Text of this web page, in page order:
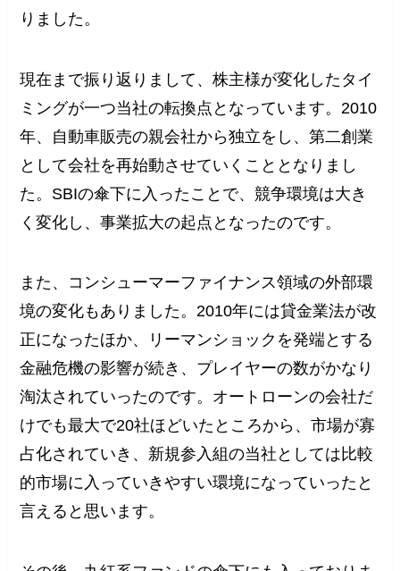
りました。
現在まで振り返りまして、株主様が変化したタイ
ミングが一つ当社の転換点となっています。2010
年、自動車販売の親会社から独立をし、第二創業
として会社を再始動させていくこととなりまし
た。SBIの傘下に入ったことで、競争環境は大き
く変化し、事業拡大の起点となったのです。
また、コンシューマーファイナンス領域の外部環
境の変化もありました。2010年には貸金業法が改
正になったほか、リーマンショックを発端とする
金融危機の影響が続き、プレイヤーの数がかなり
淘汰されていったのです。オートローンの会社だ
けでも最大で20社ほどいたところから、市場が寡
占化されていき、新規参入組の当社としては比較
的市場に入っていきやすい環境になっていったと
言えると思います。